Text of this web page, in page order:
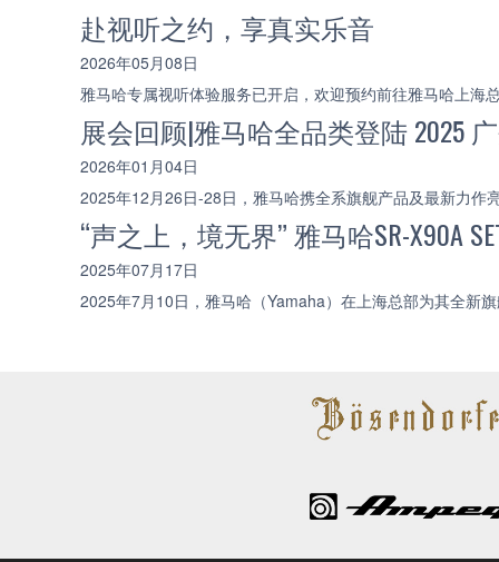
赴视听之约，享真实乐音
2026年05月08日
雅马哈专属视听体验服务已开启，欢迎预约前往雅马哈上海
展会回顾|雅马哈全品类登陆 2025
2026年01月04日
2025年12月26日-28日，雅马哈携全系旗舰产品及最新力作
“声之上，境无界” 雅马哈SR-X90A
2025年07月17日
2025年7月10日，雅马哈（Yamaha）在上海总部为其全新